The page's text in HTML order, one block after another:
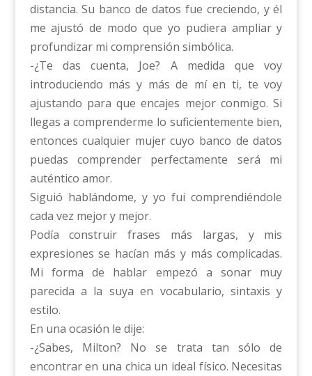
distancia. Su banco de datos fue creciendo, y él
me ajustó de modo que yo pudiera ampliar y
profundizar mi comprensión simbólica.
-¿Te das cuenta, Joe? A medida que voy
introduciendo más y más de mí en ti, te voy
ajustando para que encajes mejor conmigo. Si
llegas a comprenderme lo suficientemente bien,
entonces cualquier mujer cuyo banco de datos
puedas comprender perfectamente será mi
auténtico amor.
Siguió hablándome, y yo fui comprendiéndole
cada vez mejor y mejor.
Podía construir frases más largas, y mis
expresiones se hacían más y más complicadas.
Mi forma de hablar empezó a sonar muy
parecida a la suya en vocabulario, sintaxis y
estilo.
En una ocasión le dije:
-¿Sabes, Milton? No se trata tan sólo de
encontrar en una chica un ideal físico. Necesitas